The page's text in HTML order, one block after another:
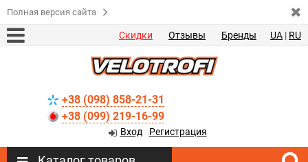
Полная версия сайта
Скидки Отзывы Бренды UA | RU
+38 (098) 858-21-31
+38 (099) 219-16-99
Вход Регистрация